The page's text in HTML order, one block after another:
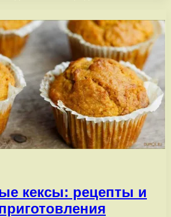
кексы: рецепты и